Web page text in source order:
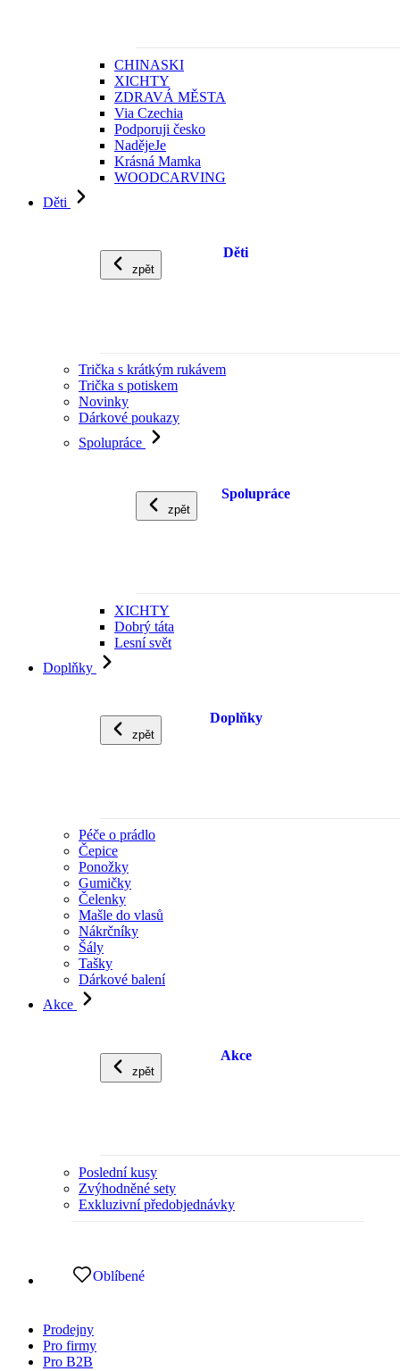
CHINASKI
XICHTY
ZDRAVÁ MĚSTA
Via Czechia
Podporuji česko
NadějeJe
Krásná Mamka
WOODCARVING
Děti
zpět
Děti
Trička s krátkým rukávem
Trička s potiskem
Novinky
Dárkové poukazy
Spolupráce
zpět
Spolupráce
XICHTY
Dobrý táta
Lesní svět
Doplňky
zpět
Doplňky
Péče o prádlo
Čepice
Ponožky
Gumičky
Čelenky
Mašle do vlasů
Nákrčníky
Šály
Tašky
Dárkové balení
Akce
zpět
Akce
Poslední kusy
Zvýhodněné sety
Exkluzivní předobjednávky
Oblíbené
Prodejny
Pro firmy
Pro B2B